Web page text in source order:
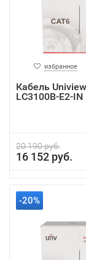
избранное
Кабель
LC3100B-E2-IN
20 190 руб.
16 152 руб.
-20%